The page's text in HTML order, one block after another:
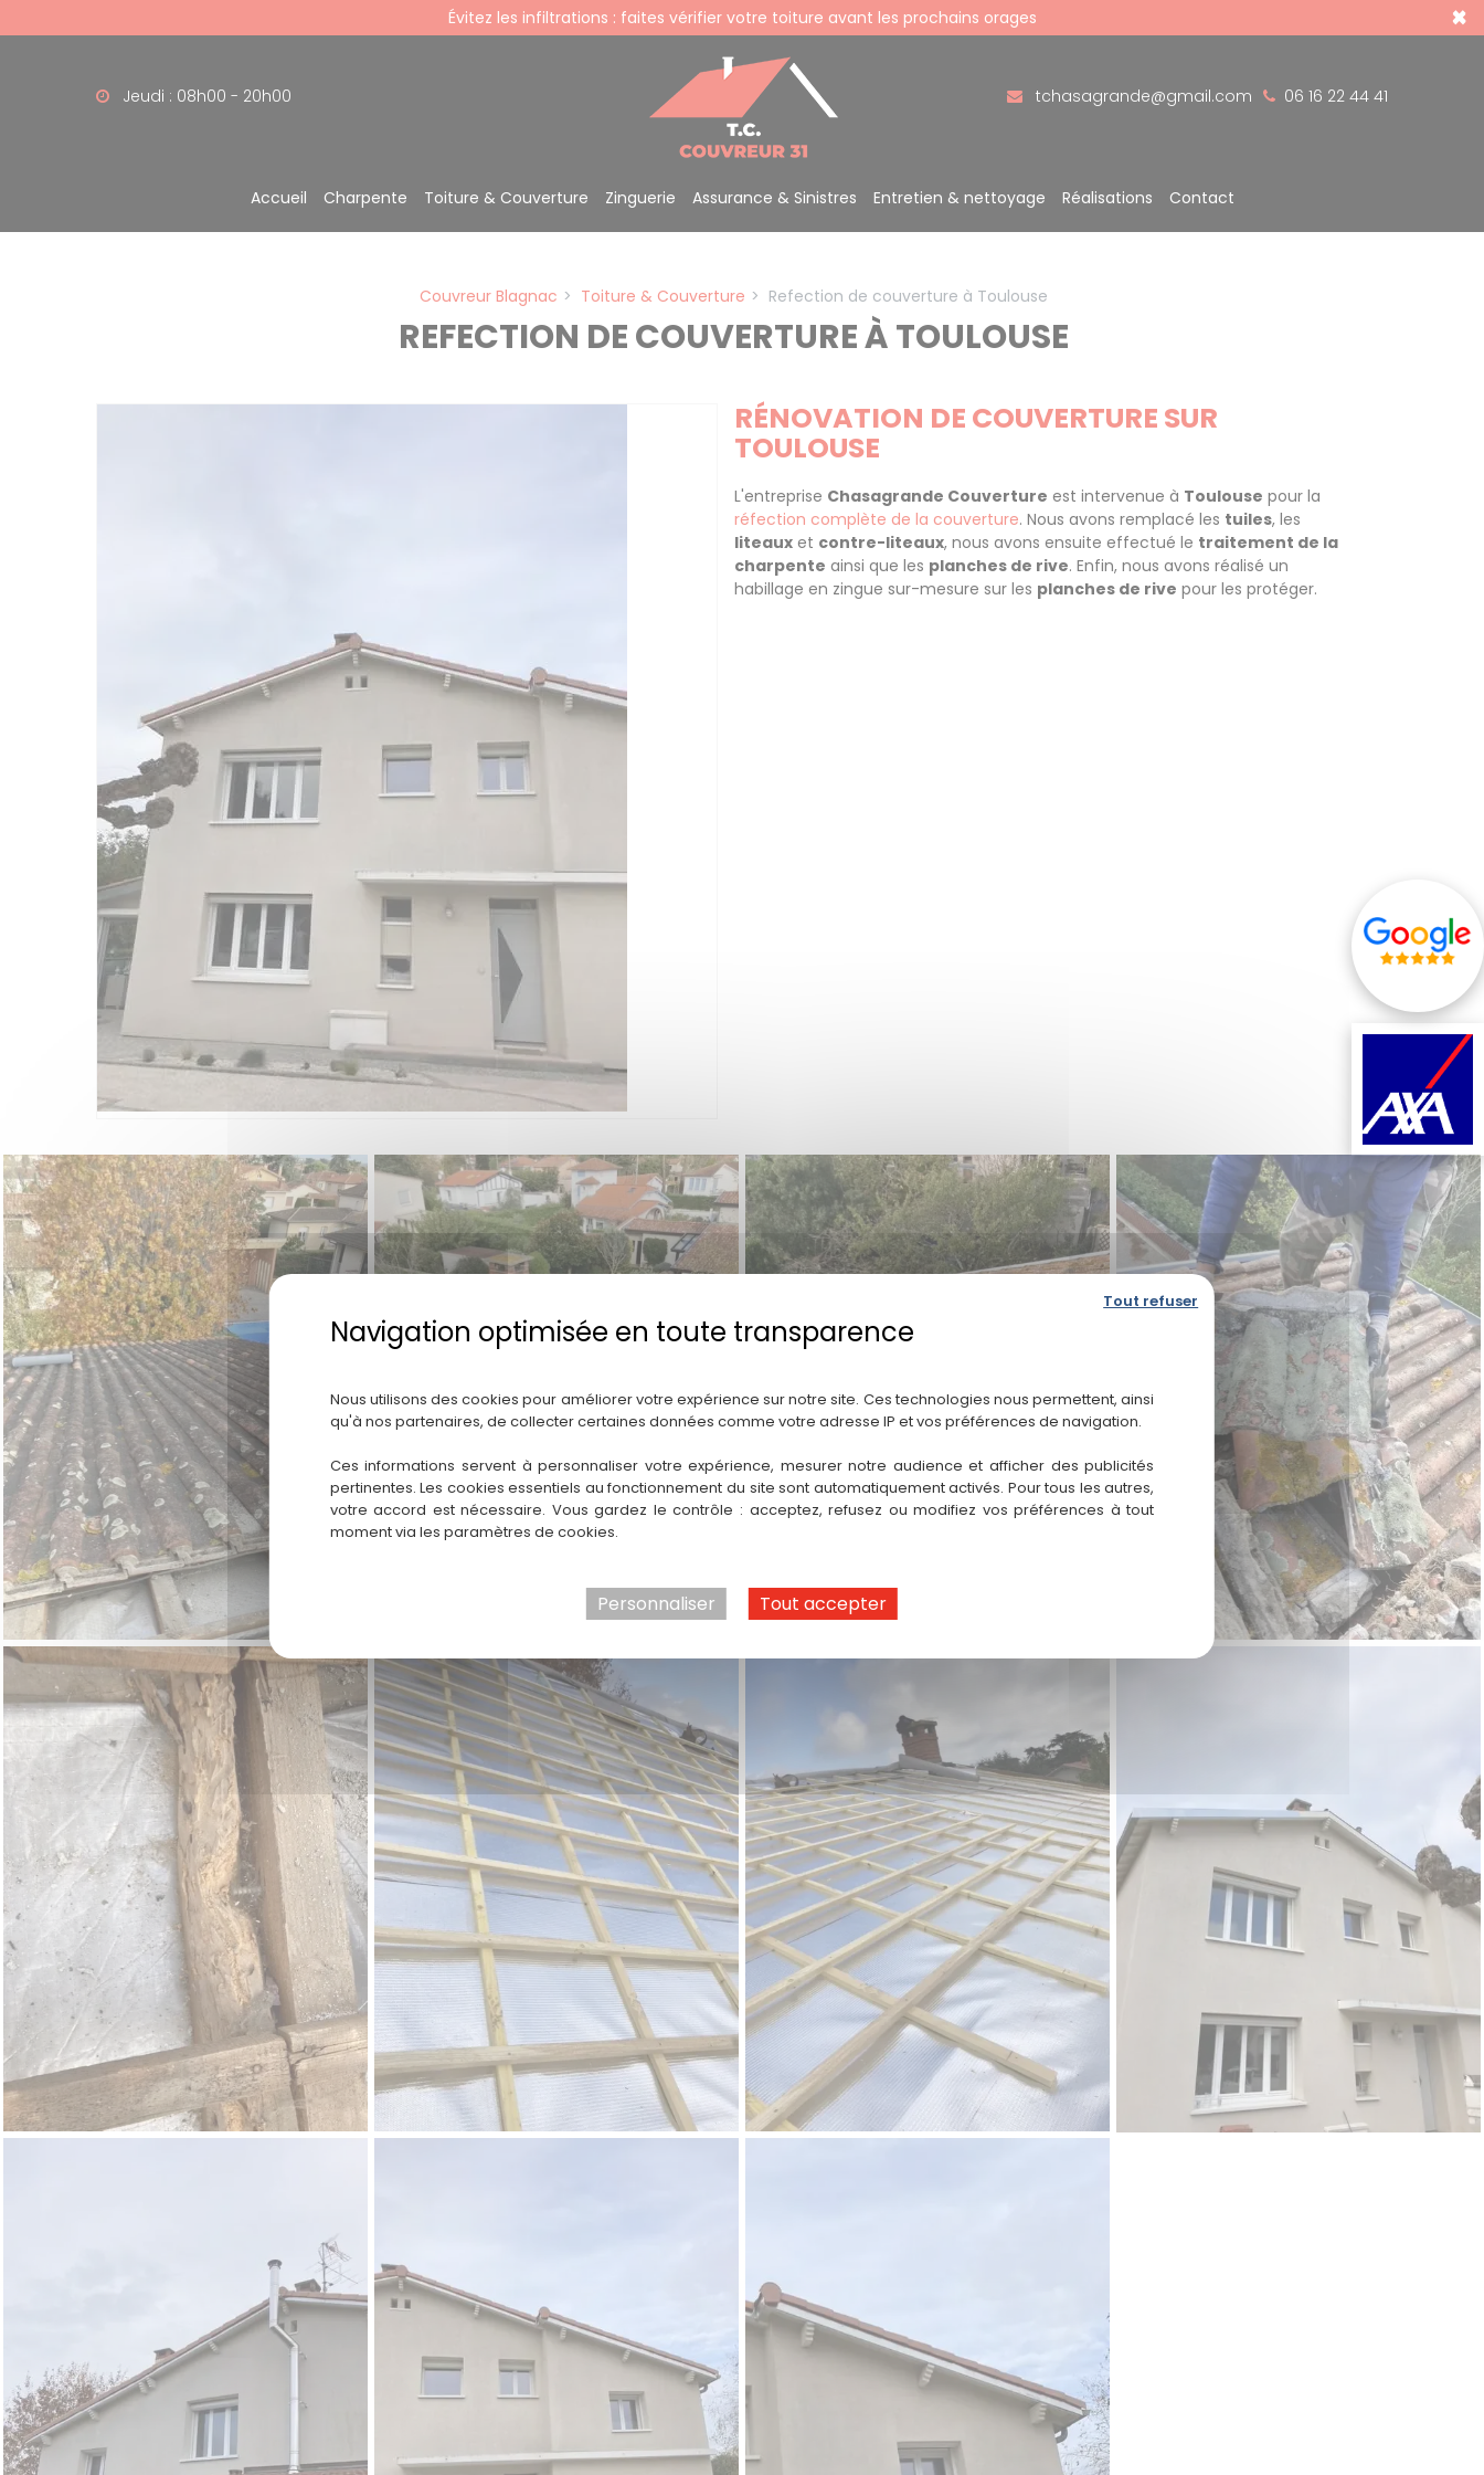
Évitez les infiltrations : faites vérifier votre toiture avant les prochains orages ×
Jeudi : 08h00 - 20h00 tchasagrande@gmail.com 06 16 22 44 41
Accueil Charpente Toiture & Couverture Zinguerie Assurance & Sinistres Entretien & nettoyage Réalisations Contact
Couvreur Blagnac Toiture & Couverture Refection de couverture à Toulouse
REFECTION DE COUVERTURE À TOULOUSE
RÉNOVATION DE COUVERTURE SUR
TOULOUSE
L'entreprise Chasagrande Couverture est intervenue à Toulouse pour la
réfection complète de la couverture. Nous avons remplacé les tuiles, les
liteauxet contre-liteaux, nous avons ensuite effectué le traitement de la
charpente ainsi que les planches de rive. Enfin, nous avons réalisé un
habillage en zingue sur-mesure sur les planches de rive pour les protéger.
Nous utilisons des cookies pour améliorer votre expérience sur notre site. Ces technologies nous permettent, ainsi
qu'à nos partenaires, de collecter certaines données comme votre adresse IP et vos préférences de navigation.
Ces informations servent à personnaliser votre expérience, mesurer notre audience et afficher des publicités
pertinentes. Les cookies essentiels au fonctionnement du site sont automatiquement activés. Pour tous les autres,
votre accord est nécessaire. Vous gardez le contrôle : acceptez, refusez ou modifiez vos préférences à tout
moment via les paramètres de cookies.
Tout accepter
Tout refuser
Personnaliser